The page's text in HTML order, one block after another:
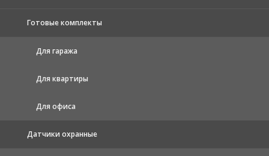
Готовые комплекты
Для гаража
Для квартиры
Для офиса
Датчики охранные